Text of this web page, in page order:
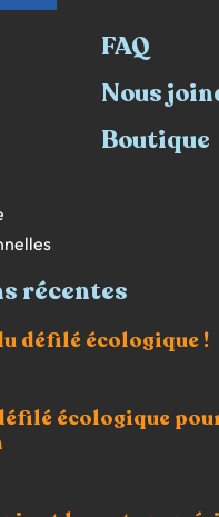
FAQ
Nous
Boutique
récentes
défilé écologique !
écologique